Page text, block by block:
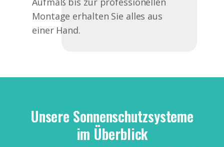
Montage erhalten Sie alles aus
einer Hand.
Unsere Sonnenschutzsysteme
im Überblick